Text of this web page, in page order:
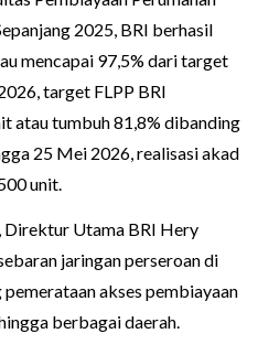
2025, BRI berhasil
mencapai 97,5% dari target
target FLPP BRI
atau tumbuh 81,8% dibanding
25 Mei 2026, realisasi akad
unit.
Direktur Utama BRI Hery
jaringan perseroan di
akses pembiayaan
berbagai daerah.